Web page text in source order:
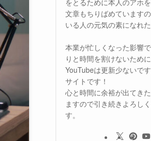
文章もちりばめています
いる人の元気の素になれ
本業が忙しくなった影響
りと時間を割けないため
YouTubeは更新少ないで
サイトです！
心と時間に余裕が出てき
ますので引き続きよろし
す。